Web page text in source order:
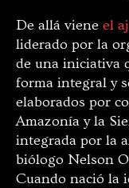
De allá viene el
liderado por la
de una iniciativa
forma integral y
elaborados por
Amazonía y la
integrada por la
biólogo Nelson
Cuando nació la